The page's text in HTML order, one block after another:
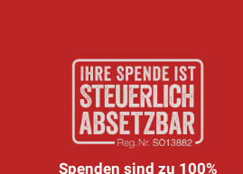
Spenden sind zu 100%